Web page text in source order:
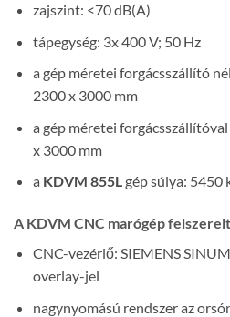
zajszint: <70 dB(A)
tápegység: 3x 400 V; 50 Hz
a gép méretei forgácsszállító
2300 x 3000 mm
a gép méretei
x 3000 mm
a KDVM 855Lgép súlya: 5450
A KDVM CNC marógép
CNC-vezérlő: SIEMENS
overlay-jel
nagynyomású rendszer az